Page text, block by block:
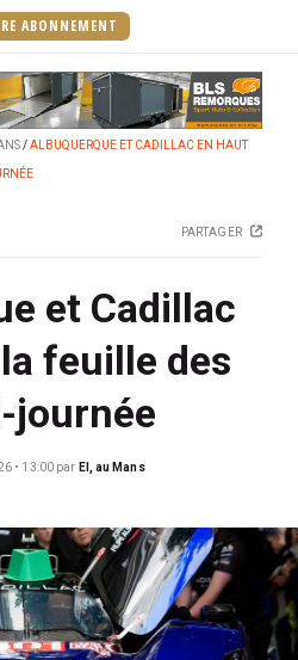
ABONNEMENT
ALBUQUERQUE ET CADILLAC EN HAUT
PARTAGER
et Cadillac
feuille des
journée
• 13:00 par EI, au Mans